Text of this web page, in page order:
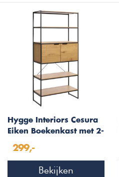
Hygge Interiors Cesura
Eiken Boekenkast met 2-
299,-
Bekijken